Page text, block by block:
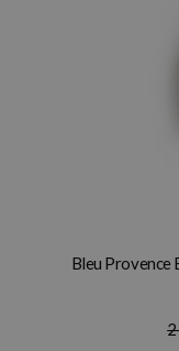
Bleu Provence
2